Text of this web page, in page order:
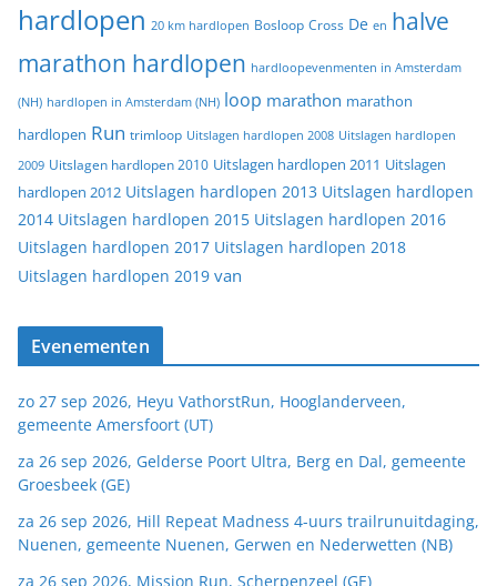
hardlopen 20 km hardlopen Bosloop Cross De en halve
marathon hardlopen hardloopevenmenten in Amsterdam
(NH) hardlopen in Amsterdam (NH) loop marathon marathon
hardlopen Run trimloop Uitslagen hardlopen 2008 Uitslagen hardlopen
2009 Uitslagen hardlopen 2010 Uitslagen hardlopen 2011 Uitslagen
hardlopen 2012 Uitslagen hardlopen 2013 Uitslagen hardlopen
2014 Uitslagen hardlopen 2015 Uitslagen hardlopen 2016
Uitslagen hardlopen 2017 Uitslagen hardlopen 2018
Uitslagen hardlopen 2019 van
Evenementen
zo 27 sep 2026, Heyu VathorstRun, Hooglanderveen,
gemeente Amersfoort (UT)
za 26 sep 2026, Gelderse Poort Ultra, Berg en Dal, gemeente
Groesbeek (GE)
za 26 sep 2026, Hill Repeat Madness 4-uurs trailrunuitdaging,
Nuenen, gemeente Nuenen, Gerwen en Nederwetten (NB)
za 26 sep 2026, Mission Run, Scherpenzeel (GE)